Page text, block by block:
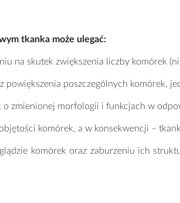
tkanka może ulegać:
na skutek zwiększenia liczby komórek
powiększenia poszczególnych komórek,
o zmienionej morfologii i funkcjach w
komórek, a w konsekwencji –
komórek oraz zaburzeniu ich